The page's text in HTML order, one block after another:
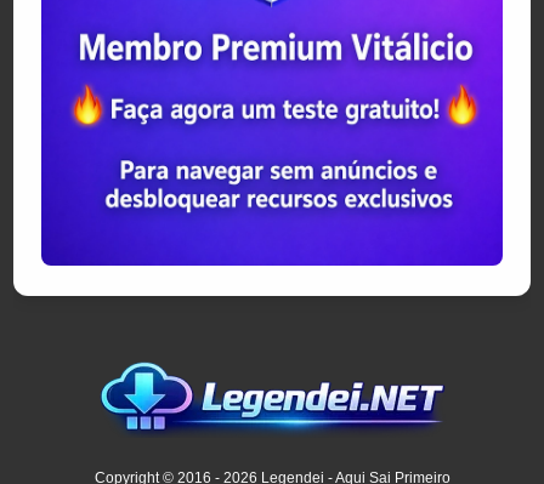
Copyright © 2016 - 2026 Legendei - Aqui Sai Primeiro